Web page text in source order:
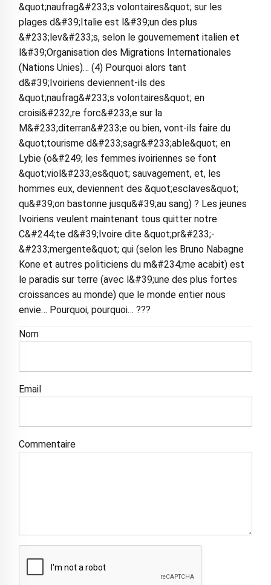
&quot;naufrag&#233;s volontaires&quot; sur les
plages d&#39;Italie est l&#39;un des plus
&#233;lev&#233;s, selon le gouvernement italien et
l&#39;Organisation des Migrations Internationales
(Nations Unies)… (4) Pourquoi alors tant
d&#39;Ivoiriens deviennent-ils des
&quot;naufrag&#233;s volontaires&quot; en
croisi&#232;re forc&#233;e sur la
M&#233;diterran&#233;e ou bien, vont-ils faire du
&quot;tourisme d&#233;sagr&#233;able&quot; en
Lybie (o&#249; les femmes ivoiriennes se font
&quot;viol&#233;es&quot; sauvagement, et, les
hommes eux, deviennent des &quot;esclaves&quot;
qu&#39;on bastonne jusqu&#39;au sang) ? Les jeunes
Ivoiriens veulent maintenant tous quitter notre
C&#244;te d&#39;Ivoire dite &quot;pr&#233;-
&#233;mergente&quot; qui (selon les Bruno Nabagne
Kone et autres politiciens du m&#234;me acabit) est
le paradis sur terre (avec l&#39;une des plus fortes
croissances au monde) que le monde entier nous
envie… Pourquoi, pourquoi… ???
Nom
Email
Commentaire